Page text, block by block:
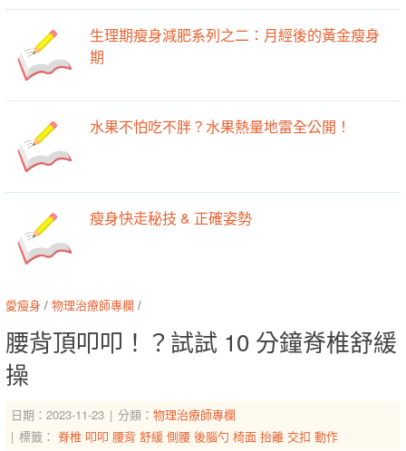
生理期瘦身減肥系列之二：月經後的黃金瘦身
期
水果不怕吃不胖？水果熱量地雷全公開！
瘦身快走秘技 & 正確姿勢
愛瘦身 / 物理治療師專欄 /
腰背頂叩叩！？試試 10 分鐘脊椎舒緩
操
日期：2023-11-23 分類： 物理治療師專欄
標籤： 脊椎 叩叩 腰背 舒緩 側腰 後腦勺 椅面 抬離 交扣 動作